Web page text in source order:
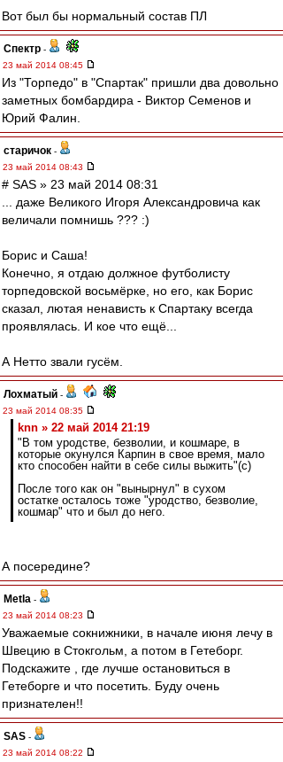
Вот был бы нормальный состав ПЛ
Спектр -
23 май 2014 08:45
Из "Торпедо" в "Спартак" пришли два довольно
заметных бомбардира - Виктор Семенов и
Юрий Фалин.
старичок -
23 май 2014 08:43
# SAS » 23 май 2014 08:31
... даже Великого Игоря Александровича как
величали помнишь ??? :)
Борис и Саша!
Конечно, я отдаю должное футболисту
торпедовской восьмёрке, но его, как Борис
сказал, лютая ненависть к Спартаку всегда
проявлялась. И кое что ещё...
А Нетто звали гусём.
Лохматый -
23 май 2014 08:35
knn » 22 май 2014 21:19
"В том уродстве, безволии, и кошмаре, в
которые окунулся Карпин в свое время, мало
кто способен найти в себе силы выжить"(c)
После того как он "вынырнул" в сухом
остатке осталось тоже "уродство, безволие,
кошмар" что и был до него.
А посередине?
Metla -
23 май 2014 08:23
Уважаемые сокнижники, в начале июня лечу в
Швецию в Стокгольм, а потом в Гетеборг.
Подскажите , где лучше остановиться в
Гетеборге и что посетить. Буду очень
признателен!!
SAS -
23 май 2014 08:22